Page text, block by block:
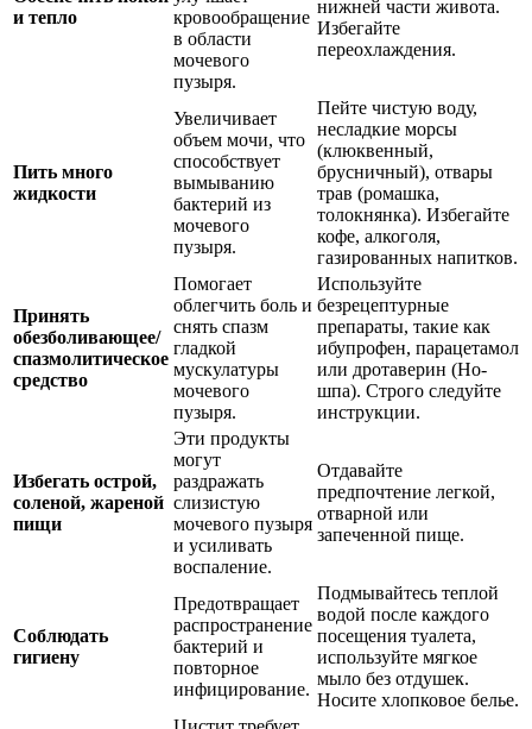
и тепло
кровообращение
в области
мочевого
пузыря.
нижней части живота.
Избегайте
переохлаждения.
Пить много
жидкости
Увеличивает
объем мочи, что
способствует
вымыванию
бактерий из
мочевого
пузыря.
Пейте чистую воду,
несладкие морсы
(клюквенный,
брусничный), отвары
трав (ромашка,
толокнянка). Избегайте
кофе, алкоголя,
газированных напитков.
Принять
обезболивающее/
спазмолитическое
средство
Помогает
облегчить боль и
снять спазм
гладкой
мускулатуры
мочевого
пузыря.
Используйте
безрецептурные
препараты, такие как
ибупрофен, парацетамол
или дротаверин (Но-
шпа). Строго следуйте
инструкции.
Избегать острой,
соленой, жареной
пищи
Эти продукты
могут
раздражать
слизистую
мочевого пузыря
и усиливать
воспаление.
Отдавайте
предпочтение легкой,
отварной или
запеченной пище.
Соблюдать
гигиену
Предотвращает
распространение
бактерий и
повторное
инфицирование.
Подмывайтесь теплой
водой после каждого
посещения туалета,
используйте мягкое
мыло без отдушек.
Носите хлопковое белье.